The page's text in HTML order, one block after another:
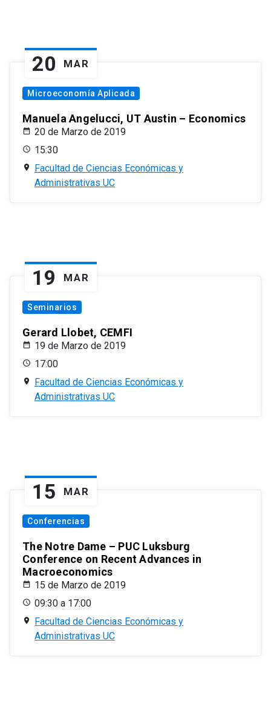
20 MAR
Microeconomía Aplicada
Manuela Angelucci, UT Austin – Economics
20 de Marzo de 2019
15:30
Facultad de Ciencias Económicas y
Administrativas UC
19 MAR
Seminarios
Gerard Llobet, CEMFI
19 de Marzo de 2019
17:00
Facultad de Ciencias Económicas y
Administrativas UC
15 MAR
Conferencias
The Notre Dame – PUC Luksburg
Conference on Recent Advances in
Macroeconomics
15 de Marzo de 2019
09:30 a 17:00
Facultad de Ciencias Económicas y
Administrativas UC